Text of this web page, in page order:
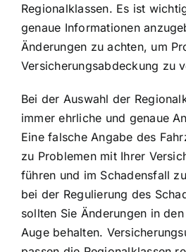
Regionalklassen. Es ist
genaue Informationen
Änderungen zu achten, um
Versicherungsabdeckung zu
Bei der Auswahl der
immer ehrliche und genaue
Eine falsche Angabe des
zu Problemen mit Ihrer
führen und im Schadensfall
bei der Regulierung des
sollten Sie Änderungen in
Auge behalten.